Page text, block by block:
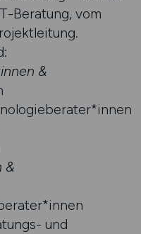
Beratung, vom
innen &
&
und